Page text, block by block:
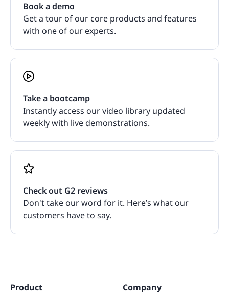
Book a demo
Get a tour of our core products and features
with one of our experts.
Take a bootcamp
Instantly access our video library updated
weekly with live demonstrations.
Check out G2 reviews
Don't take our word for it. Here’s what our
customers have to say.
Product Company